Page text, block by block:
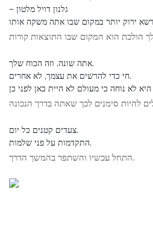
– גלנון דויל מלטון
אתה שונה. וזה הכוח שלך.
חי כדי להרשים את עצמך, לא אחרים.
צעדים קטנים כל יום.
התקדמות על פני שלמות.
התחל עכשיו והשתפר בהמשך הדרך.